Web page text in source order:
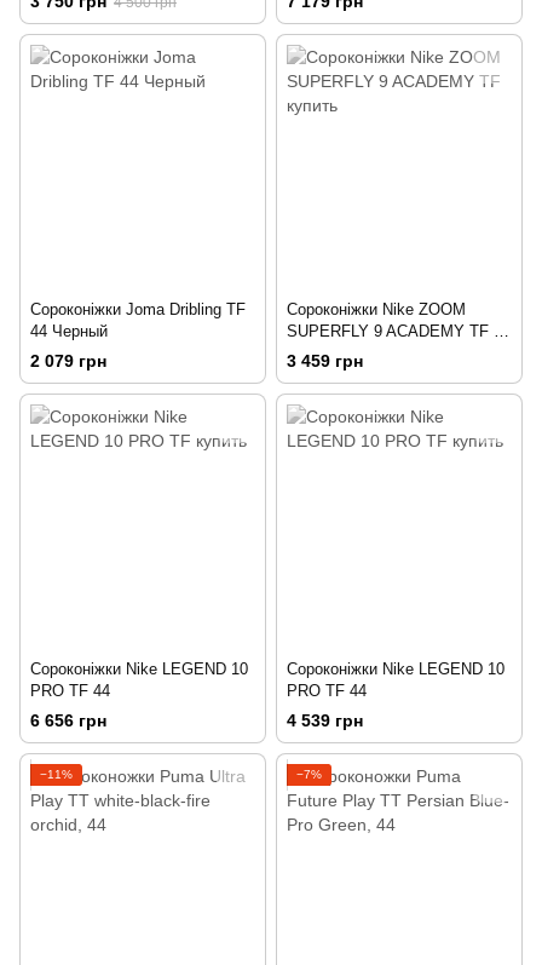
Сороконіжки Joma Dribling TF
44 Черный
2 079 грн
Сороконіжки Nike ZOOM
SUPERFLY 9 ACADEMY TF 44
Черный
3 459 грн
Сороконіжки Nike LEGEND 10
PRO TF 44
6 656 грн
Сороконіжки Nike LEGEND 10
PRO TF 44
4 539 грн
−11% −7%